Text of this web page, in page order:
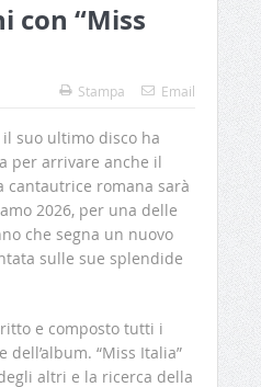
con “Miss
Stampa Email
suo ultimo disco ha
per arrivare anche il
cantautrice romana sarà
2026, per una delle
che segna un nuovo
sulle sue splendide
e composto tutti i
“Miss Italia”
altri e la ricerca della